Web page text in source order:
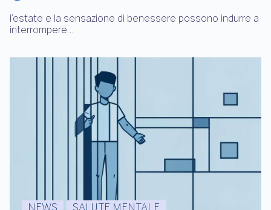
l’estate e la sensazione di benessere possono indurre a
interrompere…
NEWS SALUTE MENTALE